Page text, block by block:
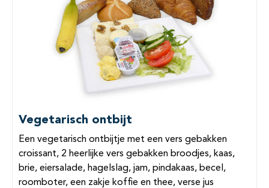
Vegetarisch ontbijt
Een vegetarisch ontbijtje met een vers gebakken
croissant, 2 heerlijke vers gebakken broodjes, kaas,
brie, eiersalade, hagelslag, jam, pindakaas, becel,
roomboter, een zakje koffie en thee, verse jus